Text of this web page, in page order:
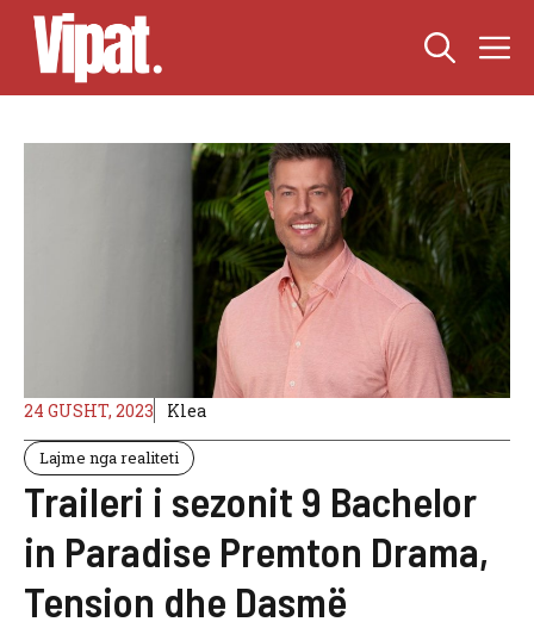
Skip
content
24 GUSHT, 2023 Klea
Lajme nga realiteti
Traileri i sezonit 9 Bachelor
in Paradise Premton Drama,
Tension dhe Dasmë